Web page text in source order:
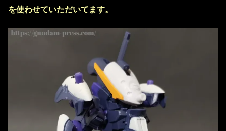
を使わせていただいてます。